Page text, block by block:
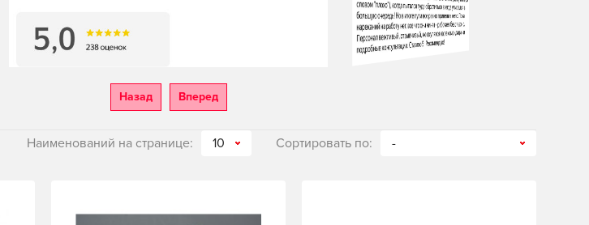
Назад Вперед
Наименований на странице: 10 Сортировать по: -